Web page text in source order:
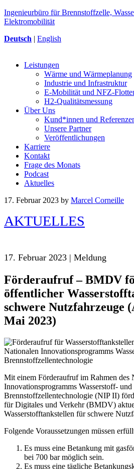
Ingenieurbüro für Brennstoffzelle,
Elektromobilität
Deutsch | English
Leistungen
Wärme und Wärmeplanung
Industrie und Infrastruktur
E-Mobilität und NFZ-
H2-Qualitätsmessung
Über Uns
Kund*innen und
Unsere Partner
Veröffentlichungen
Karriere
Kontakt
Frage des Monats
Podcast
Aktuelles
17. Februar 2023 by Marcel Corneille
AKTUELLES
17. Februar 2023 | Meldung
Förderaufruf – BMDV
öffentlicher
schwere Nutzfahrzeuge
Mai 2023)
Mit einem Förderaufruf im Rahmen des
Innovationsprogramms Wasserstoff- und
Brennstoffzellentechnologie (NIP II)
für Digitales und Verkehr (BMDV)
Wasserstofftankstellen für schwere
Folgende Voraussetzungen müssen
Es muss eine Betankung mit
bei 700 bar möglich sein.
Es muss eine tägliche